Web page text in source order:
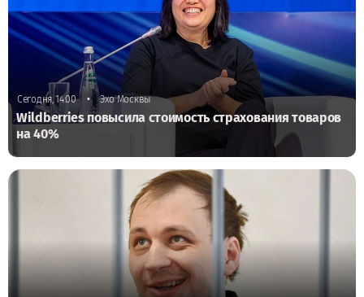
Сегодня, 14:00 • Эхо Москвы
Wildberries повысила стоимость страхования товаров
на 40%